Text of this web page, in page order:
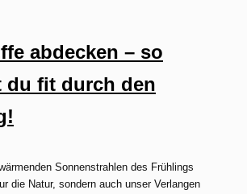
abdecken – so
du fit durch den
Sonnenstrahlen des Frühlings
die Natur, sondern auch unser Verlangen